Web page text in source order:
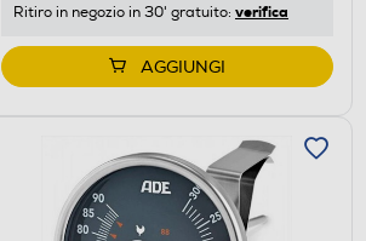
Ritiro in negozio in 30' gratuito: verifica
AGGIUNGI